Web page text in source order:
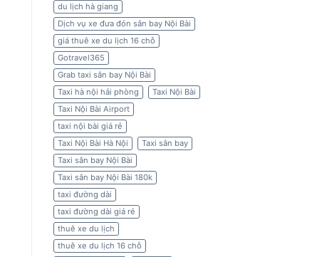
du lịch hà giang
Dịch vụ xe đưa đón sân bay Nội Bài
giá thuê xe du lịch 16 chỗ
Gotravel365
Grab taxi sân bay Nội Bài
Taxi hà nội hải phòng
Taxi Nội Bài
Taxi Nội Bài Airport
taxi nội bài giá rẻ
Taxi Nội Bài Hà Nội
Taxi sân bay
Taxi sân bay Nội Bài
Taxi sân bay Nội Bài 180k
taxi đường dài
taxi đường dài giá rẻ
thuê xe du lịch
thuê xe du lịch 16 chỗ